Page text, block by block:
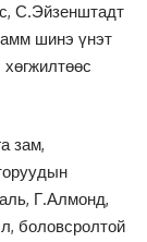
С.Эйзенштадт
шинэ үнэт
зам,
Г.Алмонд,
боловсролтой